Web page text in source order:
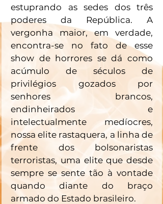
estuprando as sedes dos três
poderes da República. A
vergonha maior, em verdade,
encontra-se no fato de esse
show de horrores se dá como
acúmulo de séculos de
privilégios gozados por
senhores brancos,
endinheirados e
intelectualmente medíocres,
nossa elite rastaquera, a linha de
frente dos bolsonaristas
terroristas, uma elite que desde
sempre se sente tão à vontade
quando diante do braço
armado do Estado brasileiro.